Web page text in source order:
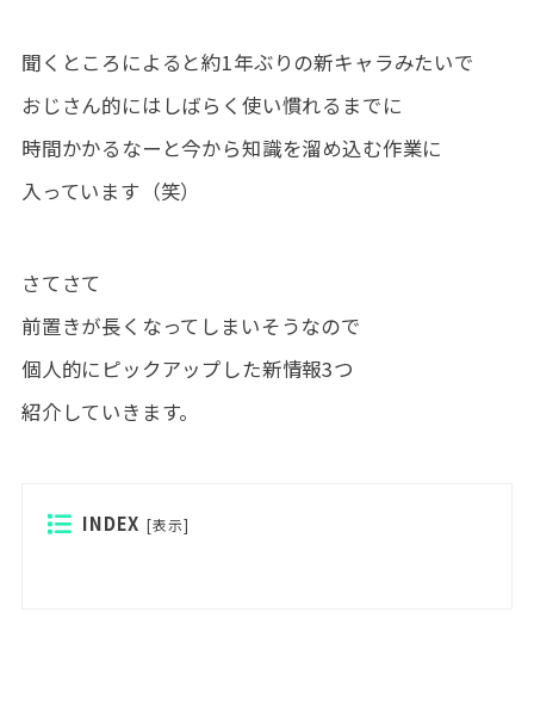
聞くところによると約1年ぶりの新キャラみたいで
おじさん的にはしばらく使い慣れるまでに
時間かかるなーと今から知識を溜め込む作業に
入っています（笑）
さてさて
前置きが長くなってしまいそうなので
個人的にピックアップした新情報3つ
紹介していきます。
INDEX [表示]